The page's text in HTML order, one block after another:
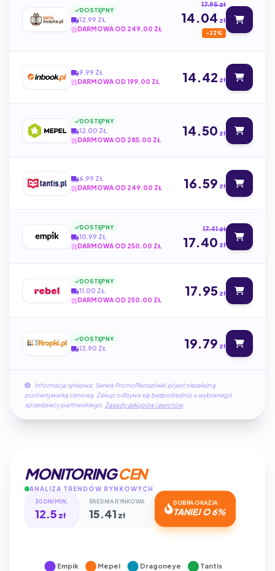
DOSTĘPNY
12.99 ZŁ
DARMOWA OD 249.00 ZŁ
17.95 zł
14.04 zł
-22%
9.99 ZŁ
DARMOWA OD 199.00 ZŁ
14.42 zł
DOSTĘPNY
12.00 ZŁ
DARMOWA OD 285.00 ZŁ
14.50 zł
6.99 ZŁ
DARMOWA OD 249.00 ZŁ
16.59 zł
DOSTĘPNY
10.99 ZŁ
DARMOWA OD 250.00 ZŁ
17.41 zł
17.40 zł
DOSTĘPNY
11.00 ZŁ
DARMOWA OD 250.00 ZŁ
17.95 zł
DOSTĘPNY
13.90 ZŁ 19.79 zł
Informacja rynkowa: Serwis PromoPlanszówki.pl jest niezależną
porównywarką cenową. Zakup odbywa się bezpośrednio u wybranego
sprzedawcy partnerskiego. Zasady zakupów i zwrotów.
MONITORINGCEN
ANALIZA TRENDÓW RYNKOWYCH
30 DNI MIN.
12.5 zł
ŚREDNIA RYNKOWA
15.41 zł
DOBRA OKAZJA
TANIEJ O 6%